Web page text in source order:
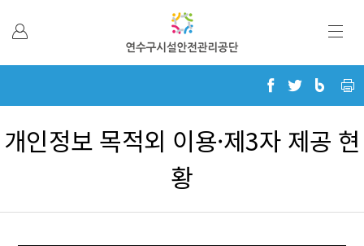
개인정보 목적외 이용·제3자 제공 현
황